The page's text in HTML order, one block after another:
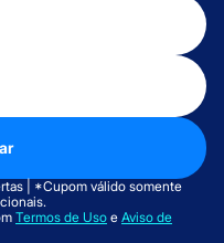
| *Cupom válido somente
Termos de Uso e Aviso de